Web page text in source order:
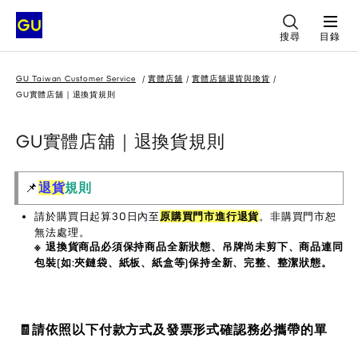
搜尋 目錄
GU Taiwan Customer Service 實體店舖
實體店舖退貨與換貨
GU實體店舖｜退換貨規則
GU實體店舖｜退換貨規則
📌退貨規則
請於購買日起算30日內至原購買門市進行退貨。非購買門市恕
無法處理。
※ 退換貨商品必須保持商品全新狀態、吊牌尚未剪下、商品連同
包裝(如:夾鏈袋、紙板、紙盒等)保持全新、完整、整潔狀態。
🧾請依照以下付款方式及發票形式確認務必攜帶的單